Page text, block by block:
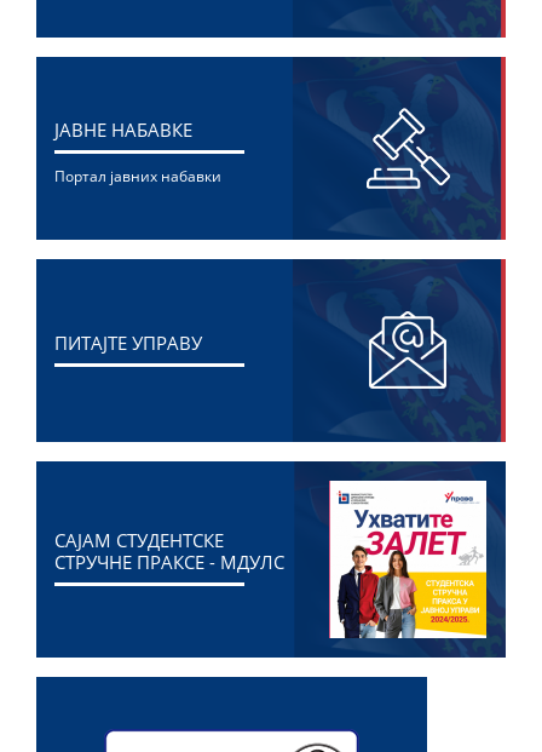
ЈАВНЕ НАБАВКЕ
Портал јавних набавки
ПИТАЈТЕ УПРАВУ
САЈАМ СТУДЕНТСКЕ
СТРУЧНЕ ПРАКСЕ - МДУЛС